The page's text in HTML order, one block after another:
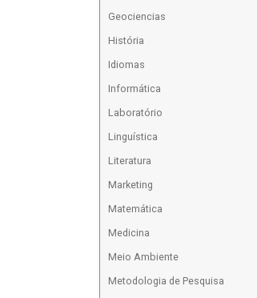
Geociencias
História
Idiomas
Informática
Laboratório
Linguística
Literatura
Marketing
Matemática
Medicina
Meio Ambiente
Metodologia de Pesquisa